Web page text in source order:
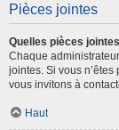
Pièces jointes
Quelles pièces
Chaque
jointes. Si vous
vous invitons à
Haut